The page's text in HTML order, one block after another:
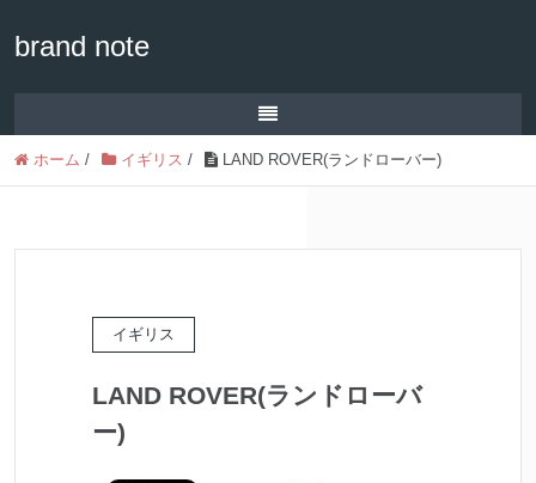
brand note
ホーム / イギリス / LAND ROVER(ランドローバー)
イギリス
LAND ROVER(ランドローバ
ー)